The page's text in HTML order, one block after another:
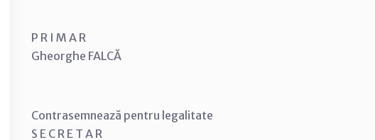
P R I M A R
Gheorghe FALCĂ
Contrasemnează pentru legalitate
S E C R E T A R